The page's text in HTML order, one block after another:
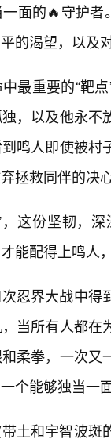
面的🔥守护
的渴望，以及
最重要的“靶
，以及他永
鸣人即使被
拯救同伴的决
，这份坚韧，
能配得上鸣人
忍界大战中得
当所有人都
柔拳，一次
个能够独当一
土和宇智波